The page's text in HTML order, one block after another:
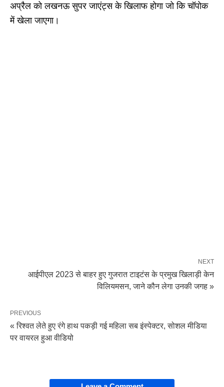
अप्रैल को लखनऊ सुपर जाएंट्स के खिलाफ होगा जो कि चॉपोक
में खेला जाएगा।
NEXT
आईपीएल 2023 से बाहर हुए गुजरात टाइटंस के प्रमुख खिलाड़ी केन
विलियमसन, जाने कौन लेगा उनकी जगह »
PREVIOUS
« रिश्वत लेते हुए रंगे हाथ पकड़ी गई महिला सब इंस्पेक्टर, सोशल मीडिया
पर वायरल हुआ वीडियो